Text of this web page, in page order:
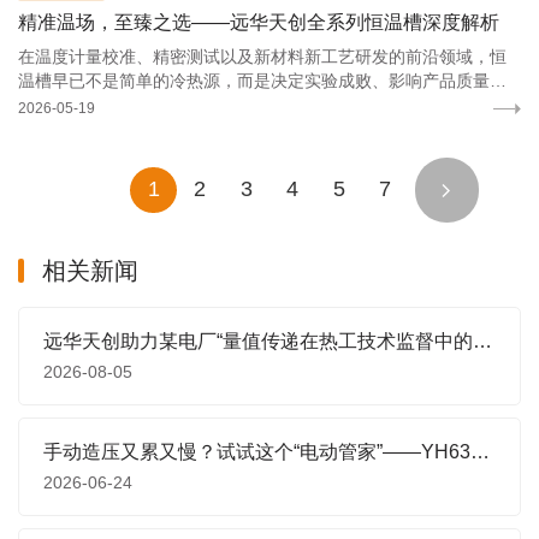
费力、人工读数误差难控、检定记录整理繁琐。当您面对数十块待
检仪表，当您需要反复升降压完成反向检定，当您深夜还在整理未
完成的校验记录……YH630A全自动压力校验台（液压），正是为解
决这些难题而生。
精准温场，至臻之选——远华天创全系列恒温槽深度解析
在温度计量校准、精密测试以及新材料新工艺研发的前沿领域，恒
温槽早已不是简单的冷热源，而是决定实验成败、影响产品质量的
核心关键设备。微小的温度波动、毫厘之间的温场偏差，都可能被
价值，倾力打造出覆盖-196℃至300℃全温区的YH系列高精度恒温
槽，以硬核技术指标重新定义国产恒温设备的品质标杆，为全球用
2026-05-19
1 2 3 4 5 7
相关新闻
远华天创助力某电厂“量值传递在热工技术监督中的应用与风险防控”专题培训圆满举行
2026-08-05
手动造压又累又慢？试试这个“电动管家”——YH630D-Q气压校验装置
2026-06-24